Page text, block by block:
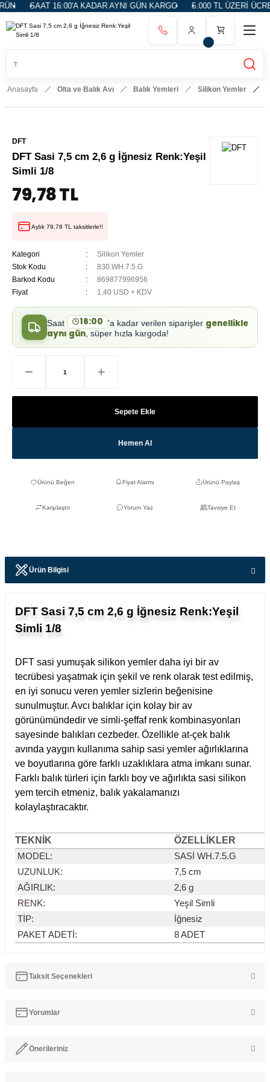
SAAT 16:00'A KADAR AYNI GÜN KARGO 5.000 TL ÜZERİ
Anasayfa Olta ve Balık Avı Balık Yemleri Silikon Yemler
DFT
DFT Sasi 7,5 cm 2,6 g İğnesiz Renk:Yeşil
Simli 1/8
79,78 TL
Aylık 79,78 TL taksitlerle!!
Kategori
Silikon Yemler
Stok Kodu
830.WH.7.5.G
Barkod Kodu
869877996956
Fiyat
1,40 USD + KDV
Saat 16:00 'a kadar verilen siparişler genellikle
aynı gün, süper hızla kargoda!
Sepete Ekle
Hemen Al
Fiyat Alarmı Ürünü Paylaş
Karşılaştır Yorum Yaz Tavsiye Et
Ürün Bilgisi
DFT Sasi 7,5 cm 2,6 g İğnesiz Renk:Yeşil
Simli 1/8
DFT sasi yumuşak silikon yemler daha iyi bir av
tecrübesi yaşatmak için şekil ve renk olarak test edilmiş,
en iyi sonucu veren yemler sizlerin beğenisine
sunulmuştur. Avcı balıklar için kolay bir av
görünümündedir ve simli-şeffaf renk kombinasyonları
sayesinde balıkları cezbeder. Özellikle at-çek balık
avında yaygın kullanıma sahip sasi yemler ağırlıklarına
ve boyutlarına göre farklı uzaklıklara atma imkanı sunar.
Farklı balık türleri için farklı boy ve ağırlıkta sasi silikon
yem tercih etmeniz, balık yakalamanızı
kolaylaştıracaktır.
TEKNİK ÖZELLİKLER
MODEL:
SASİ WH.7.5.G
UZUNLUK:
7,5 cm
AĞIRLIK:
2,6 g
RENK:
Yeşil Simli
TİP:
İğnesiz
PAKET ADETİ:
8 ADET
Taksit Seçenekleri
Yorumlar
Önerileriniz